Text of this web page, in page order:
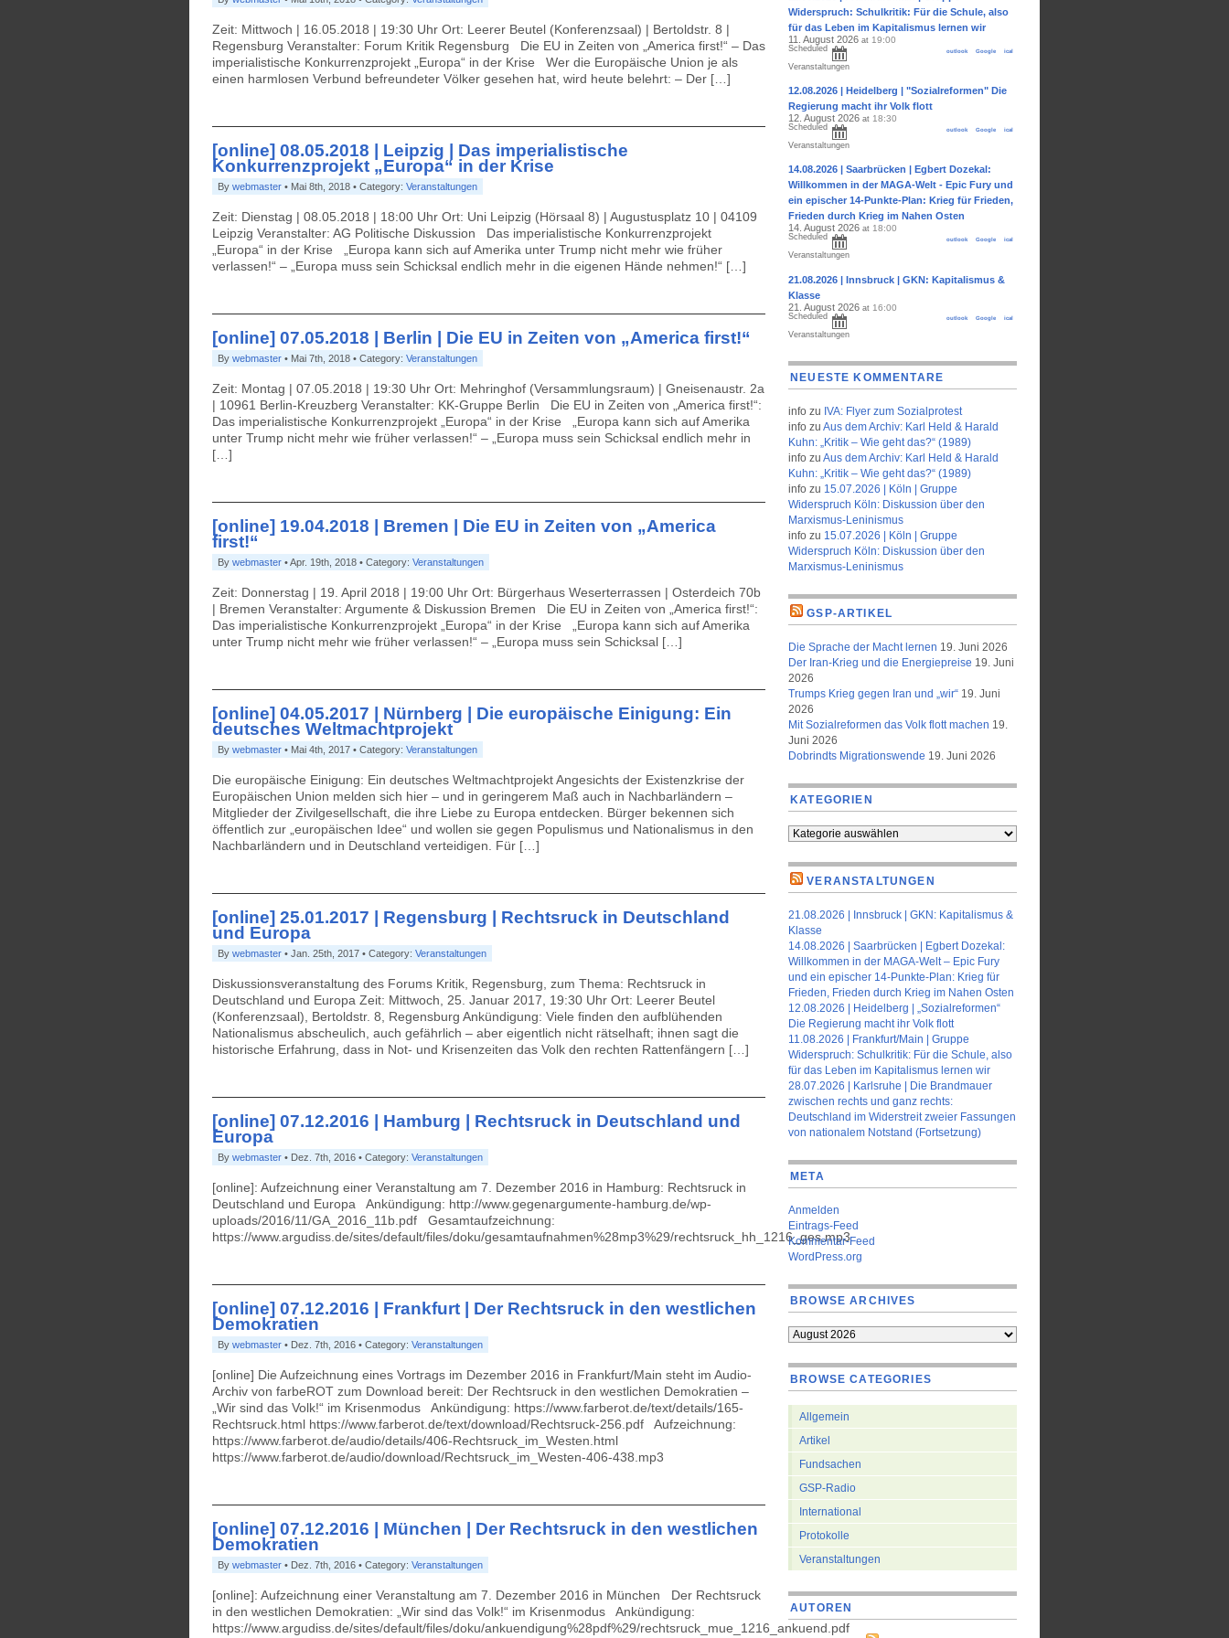
Zeit: Mittwoch | 16.05.2018 | 19:30 Uhr Ort: Leerer Beutel (Konferenzsaal) | Bertoldstr. 8 |
Regensburg Veranstalter: Forum Kritik Regensburg Die EU in Zeiten von „America first!“ – Das
imperialistische Konkurrenzprojekt „Europa“ in der Krise Wer die Europäische Union je als
einen harmlosen Verbund befreundeter Völker gesehen hat, wird heute belehrt: – Der […]
[online] 08.05.2018 | Leipzig | Das imperialistische
Konkurrenzprojekt „Europa“ in der Krise
By webmaster • Mai 8th, 2018 • Category: Veranstaltungen
Zeit: Dienstag | 08.05.2018 | 18:00 Uhr Ort: Uni Leipzig (Hörsaal 8) | Augustusplatz 10 | 04109
Leipzig Veranstalter: AG Politische Diskussion Das imperialistische Konkurrenzprojekt
„Europa“ in der Krise „Europa kann sich auf Amerika unter Trump nicht mehr wie früher
verlassen!“ – „Europa muss sein Schicksal endlich mehr in die eigenen Hände nehmen!“ […]
[online] 07.05.2018 | Berlin | Die EU in Zeiten von „America first!“
By webmaster • Mai 7th, 2018 • Category: Veranstaltungen
Zeit: Montag | 07.05.2018 | 19:30 Uhr Ort: Mehringhof (Versammlungsraum) | Gneisenaustr. 2a
| 10961 Berlin-Kreuzberg Veranstalter: KK-Gruppe Berlin Die EU in Zeiten von „America first!“:
Das imperialistische Konkurrenzprojekt „Europa“ in der Krise „Europa kann sich auf Amerika
unter Trump nicht mehr wie früher verlassen!“ – „Europa muss sein Schicksal endlich mehr in
[…]
[online] 19.04.2018 | Bremen | Die EU in Zeiten von „America
first!“
By webmaster • Apr. 19th, 2018 • Category: Veranstaltungen
Zeit: Donnerstag | 19. April 2018 | 19:00 Uhr Ort: Bürgerhaus Weserterrassen | Osterdeich 70b
| Bremen Veranstalter: Argumente & Diskussion Bremen Die EU in Zeiten von „America first!“:
Das imperialistische Konkurrenzprojekt „Europa“ in der Krise „Europa kann sich auf Amerika
unter Trump nicht mehr wie früher verlassen!“ – „Europa muss sein Schicksal […]
[online] 04.05.2017 | Nürnberg | Die europäische Einigung: Ein
deutsches Weltmachtprojekt
By webmaster • Mai 4th, 2017 • Category: Veranstaltungen
Die europäische Einigung: Ein deutsches Weltmachtprojekt Angesichts der Existenzkrise der
Europäischen Union melden sich hier – und in geringerem Maß auch in Nachbarländern –
Mitglieder der Zivilgesellschaft, die ihre Liebe zu Europa entdecken. Bürger bekennen sich
öffentlich zur „europäischen Idee“ und wollen sie gegen Populismus und Nationalismus in den
Nachbarländern und in Deutschland verteidigen. Für […]
[online] 25.01.2017 | Regensburg | Rechtsruck in Deutschland
und Europa
By webmaster • Jan. 25th, 2017 • Category: Veranstaltungen
Diskussionsveranstaltung des Forums Kritik, Regensburg, zum Thema: Rechtsruck in
Deutschland und Europa Zeit: Mittwoch, 25. Januar 2017, 19:30 Uhr Ort: Leerer Beutel
(Konferenzsaal), Bertoldstr. 8, Regensburg Ankündigung: Viele finden den aufblühenden
Nationalismus abscheulich, auch gefährlich – aber eigentlich nicht rätselhaft; ihnen sagt die
historische Erfahrung, dass in Not- und Krisenzeiten das Volk den rechten Rattenfängern […]
[online] 07.12.2016 | Hamburg | Rechtsruck in Deutschland und
Europa
By webmaster • Dez. 7th, 2016 • Category: Veranstaltungen
[online]: Aufzeichnung einer Veranstaltung am 7. Dezember 2016 in Hamburg: Rechtsruck in
Deutschland und Europa Ankündigung: http://www.gegenargumente-hamburg.de/wp-
uploads/2016/11/GA_2016_11b.pdf Gesamtaufzeichnung:
https://www.argudiss.de/sites/default/files/doku/gesamtaufnahmen%28mp3%29/rechtsruck_hh_1216_ges.mp3
[online] 07.12.2016 | Frankfurt | Der Rechtsruck in den westlichen
Demokratien
By webmaster • Dez. 7th, 2016 • Category: Veranstaltungen
[online] Die Aufzeichnung eines Vortrags im Dezember 2016 in Frankfurt/Main steht im Audio-
Archiv von farbeROT zum Download bereit: Der Rechtsruck in den westlichen Demokratien –
„Wir sind das Volk!“ im Krisenmodus Ankündigung: https://www.farberot.de/text/details/165-
Rechtsruck.html https://www.farberot.de/text/download/Rechtsruck-256.pdf Aufzeichnung:
https://www.farberot.de/audio/details/406-Rechtsruck_im_Westen.html
https://www.farberot.de/audio/download/Rechtsruck_im_Westen-406-438.mp3
[online] 07.12.2016 | München | Der Rechtsruck in den westlichen
Demokratien
By webmaster • Dez. 7th, 2016 • Category: Veranstaltungen
[online]: Aufzeichnung einer Veranstaltung am 7. Dezember 2016 in München Der Rechtsruck
in den westlichen Demokratien: „Wir sind das Volk!“ im Krisenmodus Ankündigung:
https://www.argudiss.de/sites/default/files/doku/ankuendigung%28pdf%29/rechtsruck_mue_1216_ankuend.pdf
Widerspruch: Schulkritik: Für die Schule, also
für das Leben im Kapitalismus lernen wir
11. August 2026 at 19:00
Scheduled ical
Google
outlook
Veranstaltungen
12.08.2026 | Heidelberg | "Sozialreformen" Die
Regierung macht ihr Volk flott
12. August 2026 at 18:30
Scheduled ical
Google
outlook
Veranstaltungen
14.08.2026 | Saarbrücken | Egbert Dozekal:
Willkommen in der MAGA-Welt - Epic Fury und
ein epischer 14-Punkte-Plan: Krieg für Frieden,
Frieden durch Krieg im Nahen Osten
14. August 2026 at 18:00
Scheduled ical
Google
outlook
Veranstaltungen
21.08.2026 | Innsbruck | GKN: Kapitalismus &
Klasse
21. August 2026 at 16:00
Scheduled ical
Google
outlook
Veranstaltungen
NEUESTE KOMMENTARE
info zu IVA: Flyer zum Sozialprotest
info zu Aus dem Archiv: Karl Held & Harald
Kuhn: „Kritik – Wie geht das?“ (1989)
info zu Aus dem Archiv: Karl Held & Harald
Kuhn: „Kritik – Wie geht das?“ (1989)
info zu 15.07.2026 | Köln | Gruppe
Widerspruch Köln: Diskussion über den
Marxismus-Leninismus
info zu 15.07.2026 | Köln | Gruppe
Widerspruch Köln: Diskussion über den
Marxismus-Leninismus
GSP-ARTIKEL
Die Sprache der Macht lernen 19. Juni 2026
Der Iran-Krieg und die Energiepreise 19. Juni
2026
Trumps Krieg gegen Iran und „wir“ 19. Juni
2026
Mit Sozialreformen das Volk flott machen 19.
Juni 2026
Dobrindts Migrationswende 19. Juni 2026
KATEGORIEN
Kategorien
VERANSTALTUNGEN
21.08.2026 | Innsbruck | GKN: Kapitalismus &
Klasse
14.08.2026 | Saarbrücken | Egbert Dozekal:
Willkommen in der MAGA-Welt – Epic Fury
und ein epischer 14-Punkte-Plan: Krieg für
Frieden, Frieden durch Krieg im Nahen Osten
12.08.2026 | Heidelberg | „Sozialreformen“
Die Regierung macht ihr Volk flott
11.08.2026 | Frankfurt/Main | Gruppe
Widerspruch: Schulkritik: Für die Schule, also
für das Leben im Kapitalismus lernen wir
28.07.2026 | Karlsruhe | Die Brandmauer
zwischen rechts und ganz rechts:
Deutschland im Widerstreit zweier Fassungen
von nationalem Notstand (Fortsetzung)
META
Anmelden
Eintrags-Feed
Kommentar-Feed
WordPress.org
BROWSE ARCHIVES
BROWSE CATEGORIES
Allgemein
Artikel
Fundsachen
GSP-Radio
International
Protokolle
Veranstaltungen
AUTOREN